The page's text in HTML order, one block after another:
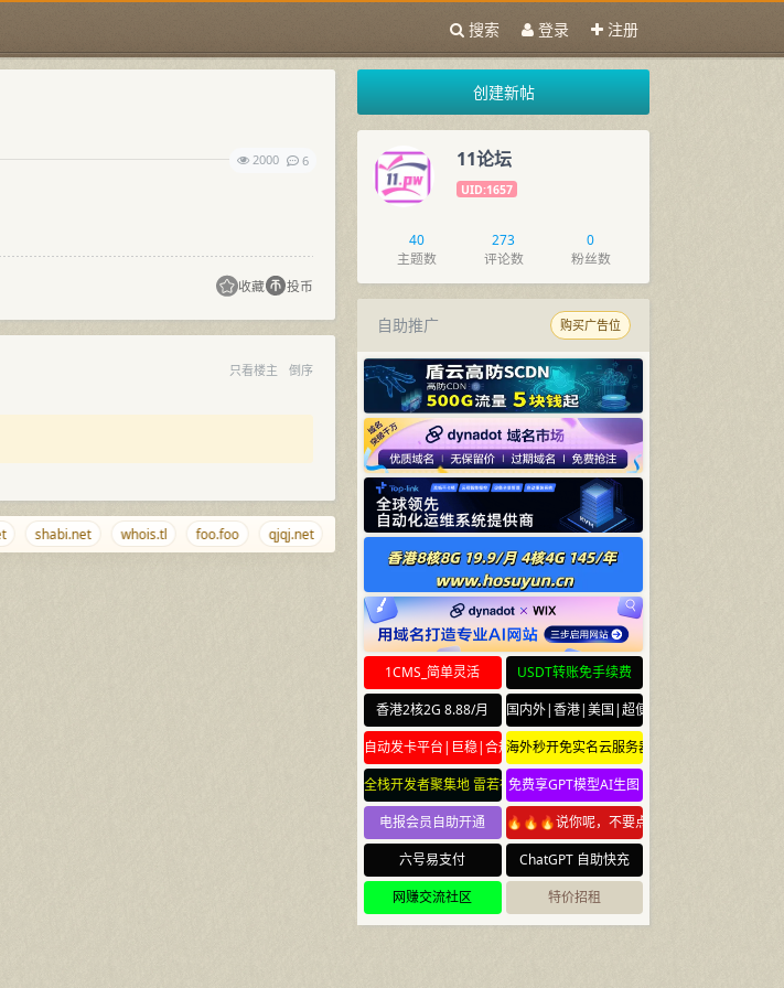
搜索 登录 注册
2000
6
收藏 投币
只看楼主 倒序
shabi.net whois.tl foo.foo qjqj.net QiJingChun.com yidaosu.com blkj.cc lcann.org
创建新帖
11论坛
UID:1657
40
主题数
273
评论数
0
粉丝数
自助推广 购买广告位
1CMS_简单灵活
USDT转账免手续费
香港2核2G 8.88/月
国内外|香港|美国|超便宜云服务器
自动发卡平台|巨稳|合规海外秒开免实名云服务器
全栈开发者聚集地 雷若社区 leiruo.com
免费享GPT模型AI生图
电报会员自助开通
🔥🔥🔥说你呢，不要点🔥🔥🔥
六号易支付
ChatGPT 自助快充
网赚交流社区
特价招租